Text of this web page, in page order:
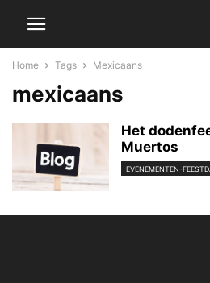
Home Tags Mexicaans
mexicaans
Het
Muertos
EVENEMENTEN-